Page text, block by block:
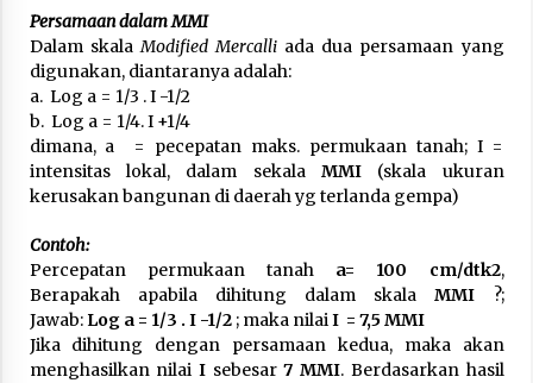
Persamaan dalam MMI
Dalam skalaModified Mercalliada dua persamaan yang
digunakan, diantaranya adalah:
a. Log a = 1/3 . I -1/2
b. Log a = 1/4. I +1/4
dimana, a = pecepatan maks. permukaan tanah; I =
intensitas lokal, dalam sekala MMI(skala ukuran
kerusakan bangunan di daerah yg terlanda gempa)
Contoh:
Percepatan permukaan tanah a= 100 cm/dtk2,
Berapakah apabila dihitung dalam skalaMMI ?;
Jawab: Log a = 1/3 . I -1/2; maka nilaiI = 7,5 MMI
Jika dihitung dengan persamaan kedua, maka akan
menghasilkan nilai I sebesar7 MMI. Berdasarkan hasil